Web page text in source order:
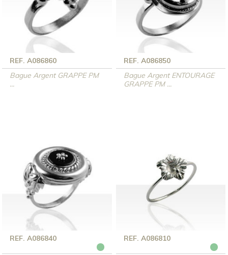
REF. A086860
Bague Argent GRAPPE PM
...
REF. A086850
Bague Argent ENTOURAGE
GRAPPE PM ...
REF. A086840 REF. A086810